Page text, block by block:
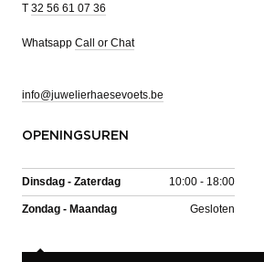
T 32 56 61 07 36
Whatsapp Call or Chat
info@juwelierhaesevoets.be
OPENINGSUREN
Dinsdag - Zaterdag 10:00 - 18:00
Zondag - Maandag Gesloten